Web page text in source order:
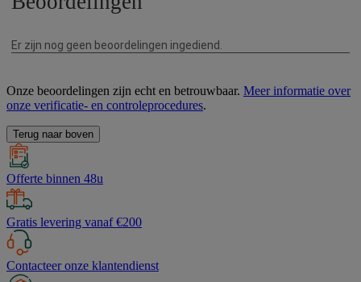
Onze beoordelingen zijn echt en betrouwbaar. Meer informatie over
onze verificatie- en controleprocedures.
Terug naar boven
Offerte binnen 48u
Gratis levering vanaf €200
Contacteer onze klantendienst